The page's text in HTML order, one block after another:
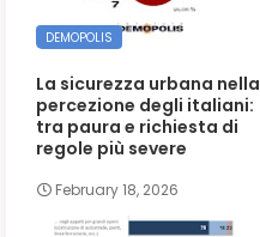
DEMOPOLIS
La sicurezza urbana nella
percezione degli italiani:
tra paura e richiesta di
regole più severe
February 18, 2026